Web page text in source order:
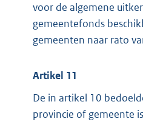
voor de algemene
gemeentefonds
gemeenten naar rato
Artikel 11
De in artikel 10
provincie of gemeente